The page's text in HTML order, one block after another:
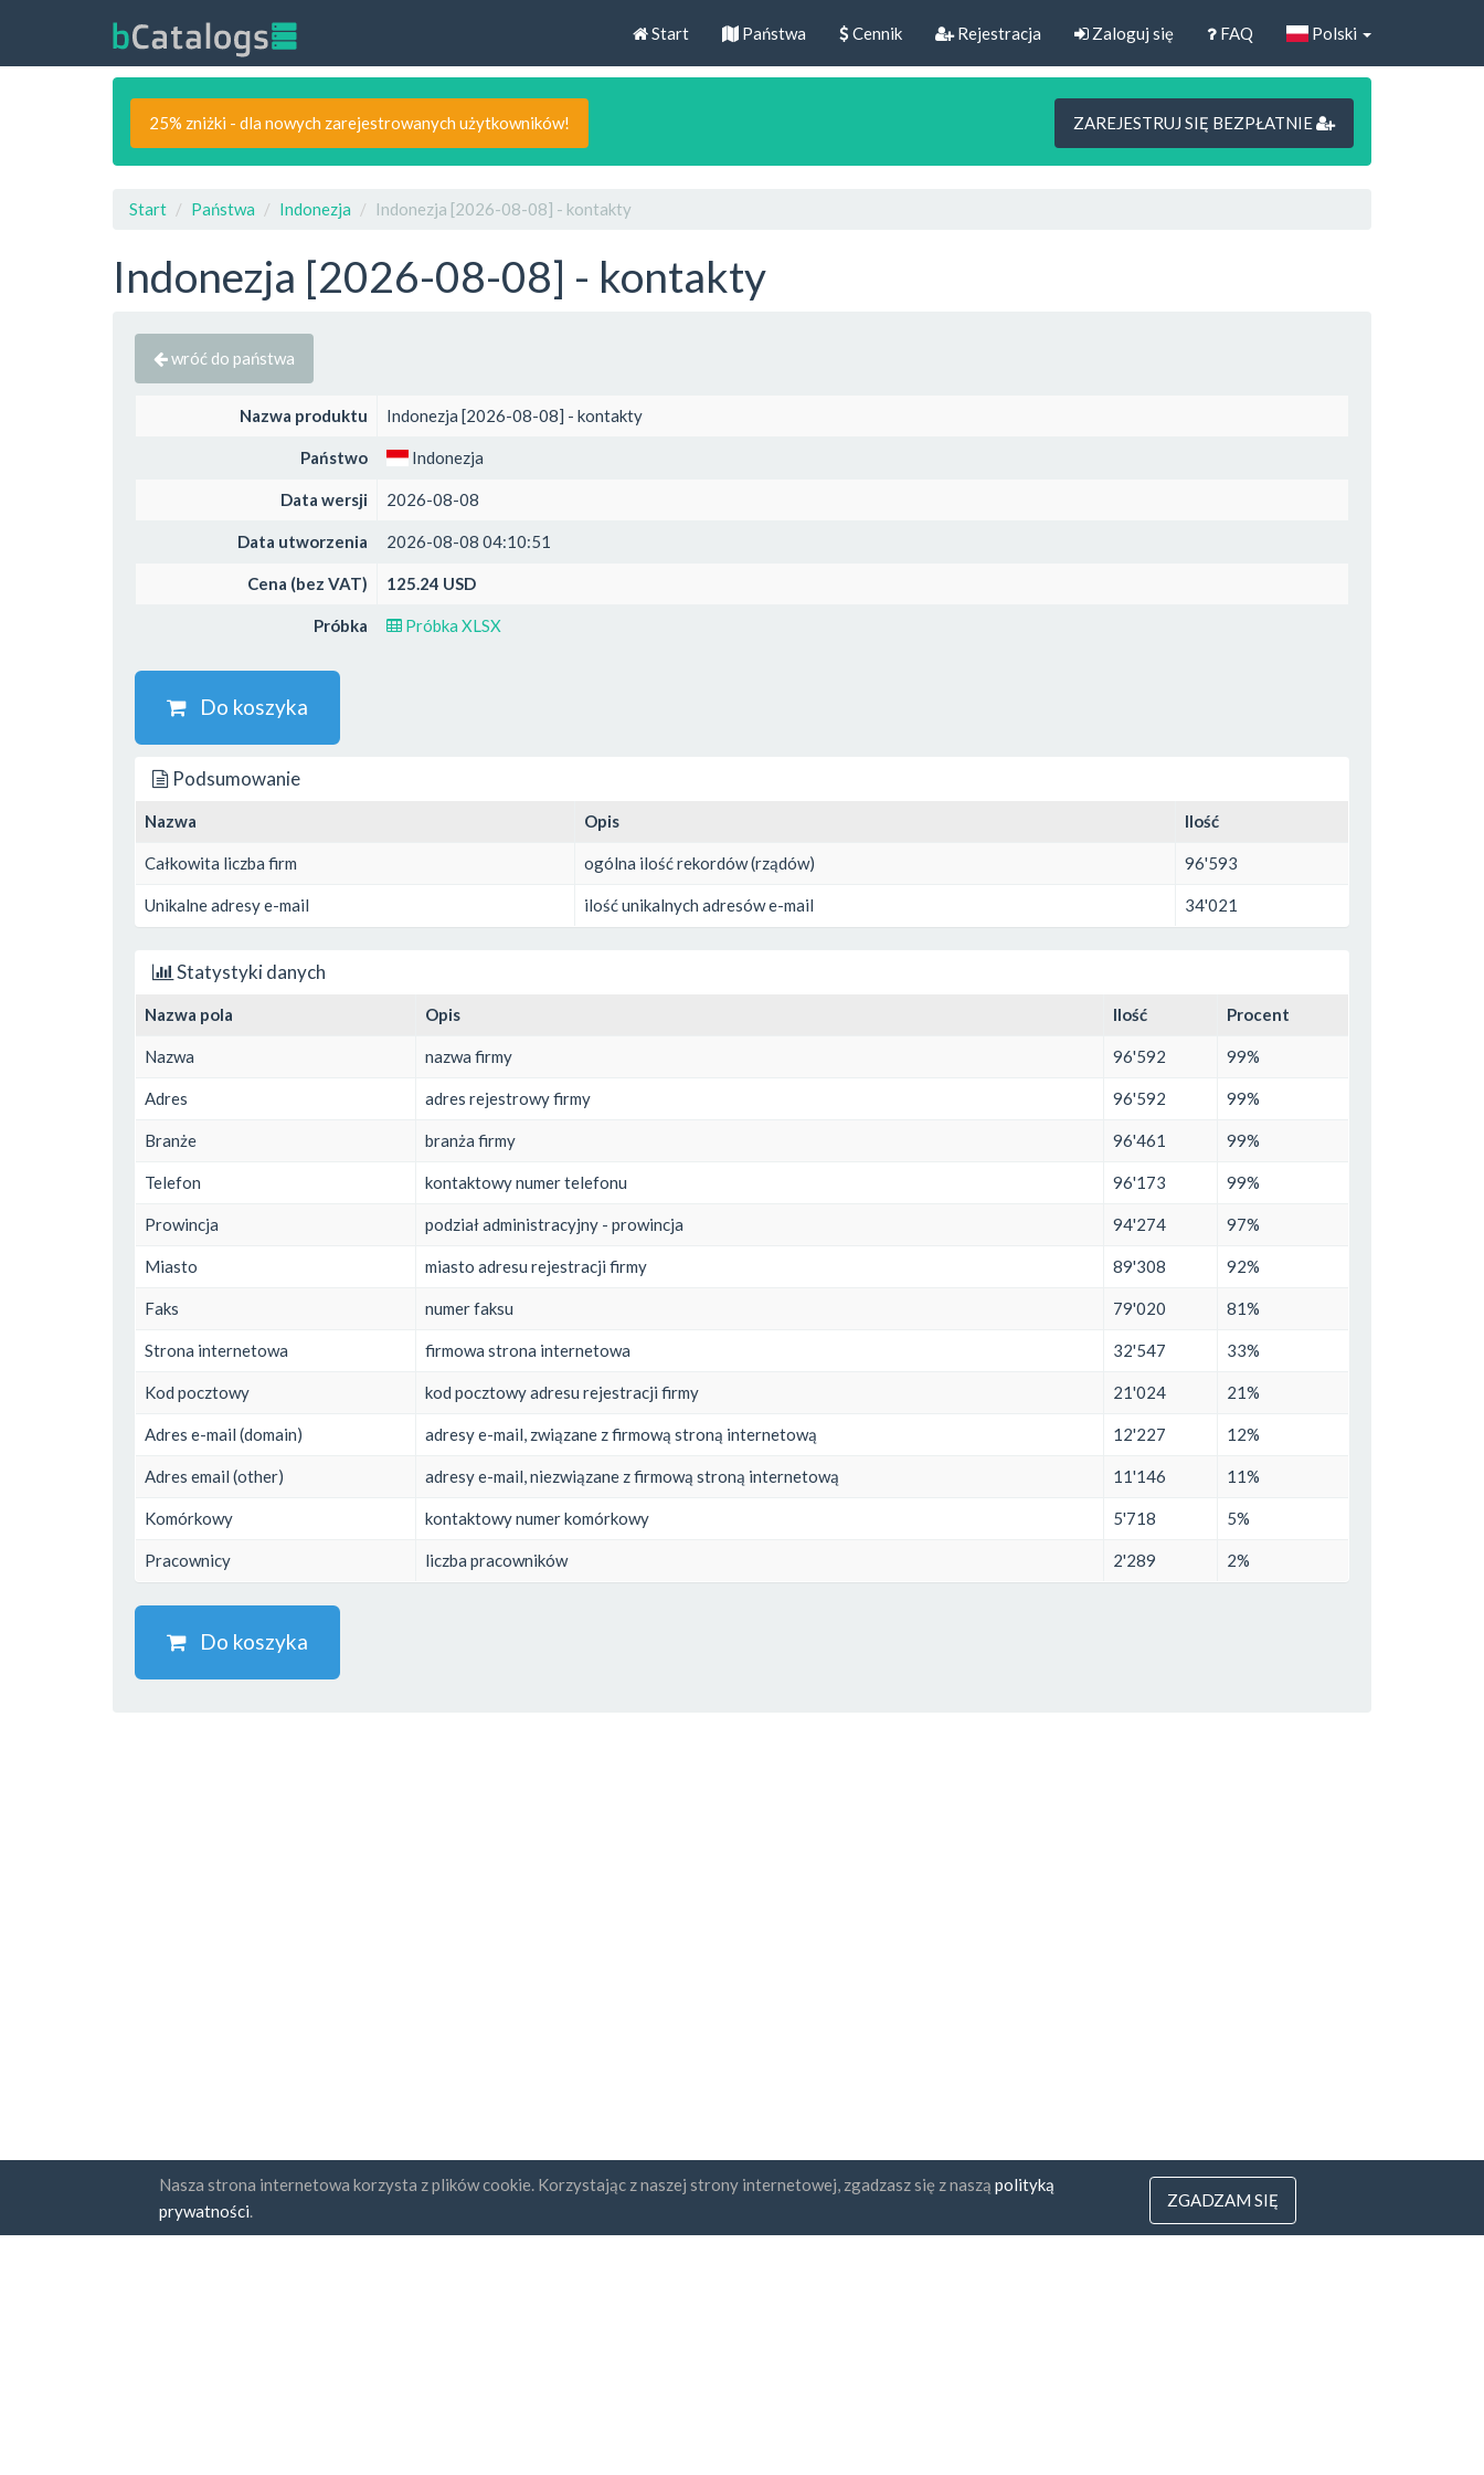
Start Państwa Cennik Rejestracja Zaloguj się FAQ Polski
25% zniżki - dla nowych zarejestrowanych użytkowników! ZAREJESTRUJ SIĘ BEZPŁATNIE
Start Państwa Indonezja Indonezja [2026-08-08] - kontakty
Indonezja [2026-08-08] - kontakty
wróć do państwa
Nazwa produktu Indonezja [2026-08-08] - kontakty
Państwo Indonezja
Data wersji 2026-08-08
Data utworzenia 2026-08-08 04:10:51
Cena (bez VAT) 125.24 USD
Próbka Próbka XLSX
Do koszyka
Podsumowanie
Nazwa Opis Ilość
Całkowita liczba firm ogólna ilość rekordów (rządów) 96'593
Unikalne adresy e-mail ilość unikalnych adresów e-mail 34'021
Statystyki danych
Nazwa pola Opis Ilość Procent
Nazwa nazwa firmy 96'592 99%
Adres adres rejestrowy firmy 96'592 99%
Branże branża firmy 96'461 99%
Telefon kontaktowy numer telefonu 96'173 99%
Prowincja podział administracyjny - prowincja 94'274 97%
Miasto miasto adresu rejestracji firmy 89'308 92%
Faks numer faksu 79'020 81%
Strona internetowa firmowa strona internetowa 32'547 33%
Kod pocztowy kod pocztowy adresu rejestracji firmy 21'024 21%
Adres e-mail (domain) adresy e-mail, związane z firmową stroną internetową 12'227 12%
Adres email (other) adresy e-mail, niezwiązane z firmową stroną internetową 11'146 11%
Komórkowy kontaktowy numer komórkowy 5'718 5%
Pracownicy liczba pracowników 2'289 2%
Do koszyka
Nasza strona internetowa korzysta z plików cookie. Korzystając z naszej strony internetowej, zgadzasz się z nasząpolityką
prywatności
ZGADZAM SIĘ